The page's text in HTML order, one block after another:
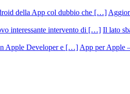
Il lato
App per Apple